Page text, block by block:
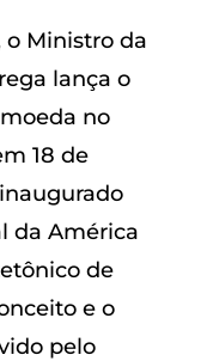
o Ministro da
lança o
no
18 de
da América
de
e o
pelo